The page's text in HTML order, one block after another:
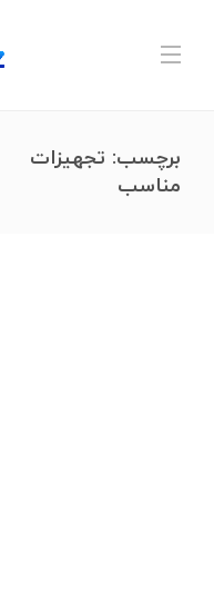
برچسب: تجهیزات
مناسب